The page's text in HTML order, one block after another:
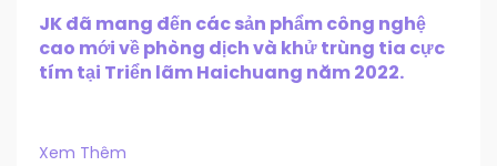
JK đã mang đến các sản phẩm công nghệ
cao mới về phòng dịch và khử trùng tia cực
tím tại Triển lãm Haichuang năm 2022.
Xem Thêm